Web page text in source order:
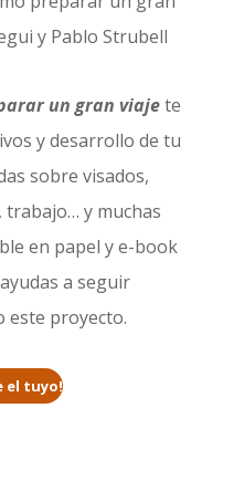
un gran viajete
y desarrollo de tu
sobre visados,
trabajo… y muchas
en papel y e-book
a seguir
este proyecto.
el tuyo!